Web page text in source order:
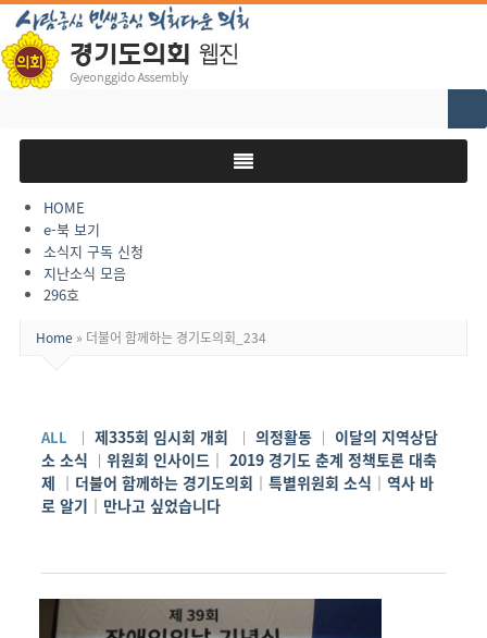
HOME
e-북 보기
소식지 구독 신청
지난소식 모음
296호
Home » 더불어 함께하는 경기도의회_234
ALL ｜ 제335회 임시회 개회 ｜ 의정활동 ｜ 이달의 지역상담
소 소식 ｜ 위원회 인사이드 ｜ 2019 경기도 춘계 정책토론 대축
제 ｜ 더불어 함께하는 경기도의회 ｜ 특별위원회 소식 ｜ 역사 바
로 알기 ｜ 만나고 싶었습니다